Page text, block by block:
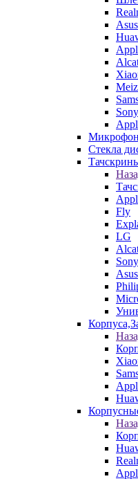
Asus
Sony
Стекла
Fly
LG
Sony
Asus